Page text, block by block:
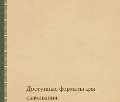
Доступные форматы для
скачивания: